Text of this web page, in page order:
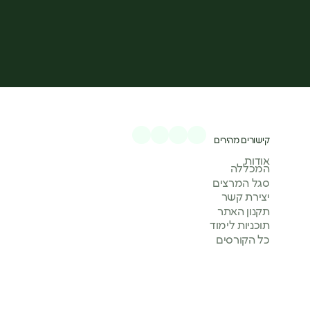
קישורים מהירים
אודות
המכללה
סגל המרצים
יצירת קשר
תקנון האתר
תוכניות לימוד
כל הקורסים